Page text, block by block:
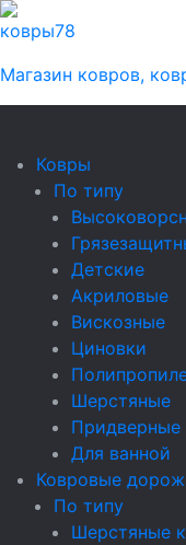
ковры78
Магазин ковров,
Ковры
По типу
Детские
Акриловые
Вискозные
Циновки
Шерстяные
Придверные
Для ванной
Ковровые
По типу
Шерстяные